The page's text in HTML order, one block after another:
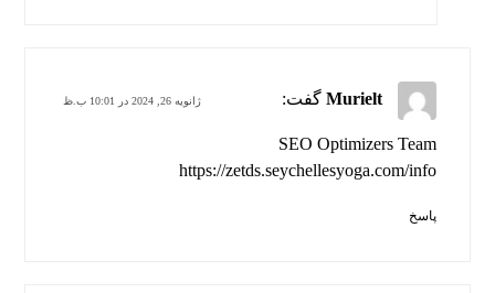
Murielt گفت: ژانویه 26, 2024 در 10:01 ب.ظ
SEO Optimizers Team
https://zetds.seychellesyoga.com/info
پاسخ